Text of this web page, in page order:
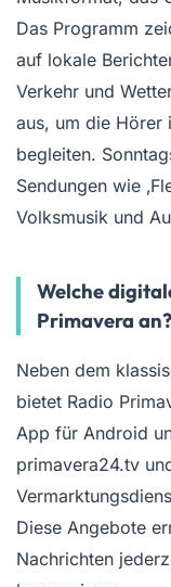
Das Programm
auf lokale
Verkehr und
aus, um die Hörer
begleiten.
Sendungen wie
Volksmusik und
Welche
Primavera an?
Neben dem
bietet Radio
App für Android
primavera24.tv
Diese Angebote
Nachrichten